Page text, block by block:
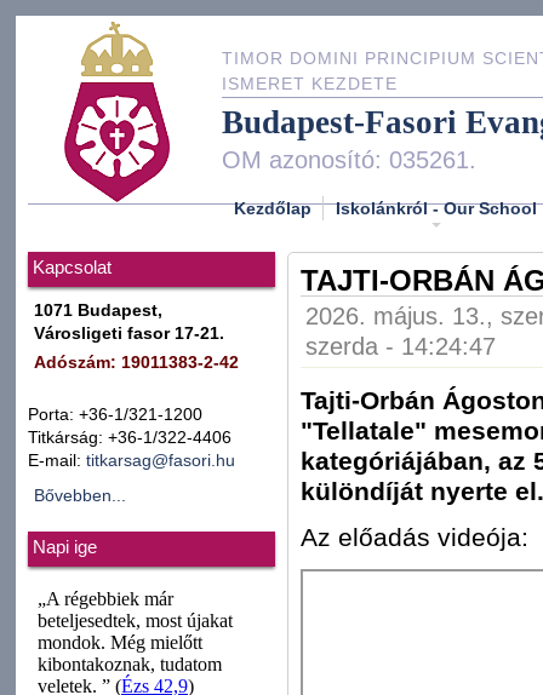
TIMOR DOMINI PRINCIPIUM
ISMERET KEZDETE
Budapest-Fasori
OM azonosító: 035261.
Kezdőlap Iskolánkról - Our School
Kapcsolat
1071 Budapest,
Városligeti fasor 17-21.
Adószám: 19011383-2-42
Porta: +36-1/321-1200
Titkárság: +36-1/322-4406
E-mail: titkarsag@fasori.hu
Bővebben...
Napi ige
TAJTI-ORBÁN
2026. május. 13.,
szerda - 14:24:47
Tajti-Orbán
"Tellatale"
kategóriájában, az
különdíját nyerte el.
Az előadás videója: